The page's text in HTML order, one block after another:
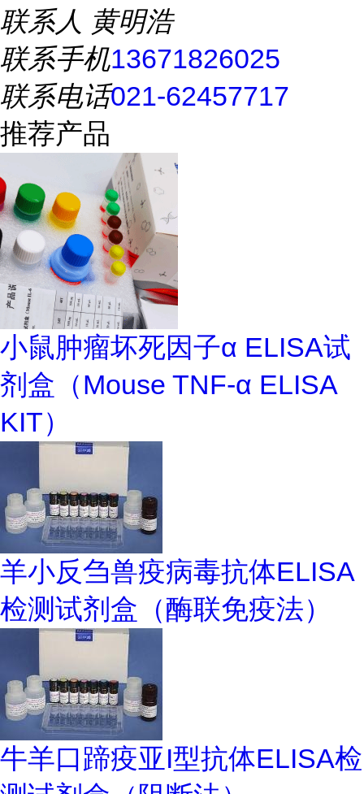
联系人 黄明浩
联系手机13671826025
联系电话021-62457717
推荐产品
小鼠肿瘤坏死因子α ELISA试
剂盒（Mouse TNF-α ELISA
KIT）
羊小反刍兽疫病毒抗体ELISA
检测试剂盒（酶联免疫法）
牛羊口蹄疫亚I型抗体ELISA检